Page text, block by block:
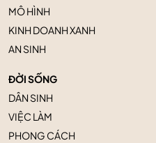
MÔ HÌNH
KINH DOANH XANH
AN SINH
ĐỜI SỐNG
DÂN SINH
VIỆC LÀM
PHONG CÁCH